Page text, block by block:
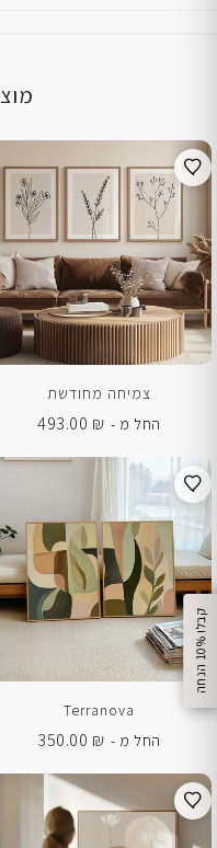
ק
ב
ל
ו
1
0
%
ה
נ
ח
ה
צמיחה מחודשת
החל מ -
493.00 ₪
Terranova
החל מ -
350.00 ₪